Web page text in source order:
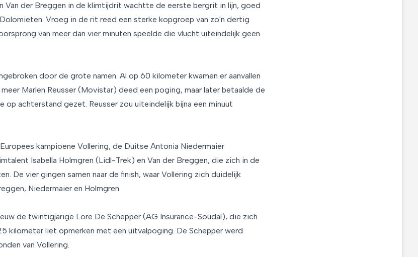
Van der Breggen in de klimtijdrit wachtte de eerste bergrit in lijn, goed
Vroeg in de rit reed een sterke kopgroep van zo'n dertig
van meer dan vier minuten speelde die vlucht uiteindelijk geen
door de grote namen. Al op 60 kilometer kwamen er aanvallen
Marlen Reusser (Movistar) deed een poging, maar later betaalde de
op achterstand gezet. Reusser zou uiteindelijk bijna een minuut
kampioene Vollering, de Duitse Antonia Niedermaier
Isabella Holmgren (Lidl-Trek) en Van der Breggen, die zich in de
De vier gingen samen naar de finish, waar Vollering zich duidelijk
Niedermaier en Holmgren.
de twintigjarige Lore De Schepper (AG Insurance-Soudal), die zich
kilometer liet opmerken met een uitvalpoging. De Schepper werd
van Vollering.